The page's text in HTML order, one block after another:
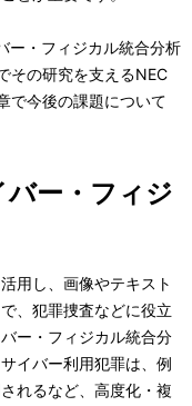
ー・フィジカル統合分析
その研究を支えるNEC
で今後の課題について
ー・フィジ
用し、画像やテキスト
、犯罪捜査などに役立
ー・フィジカル統合分
イバー利用犯罪は、例
れるなど、高度化・複